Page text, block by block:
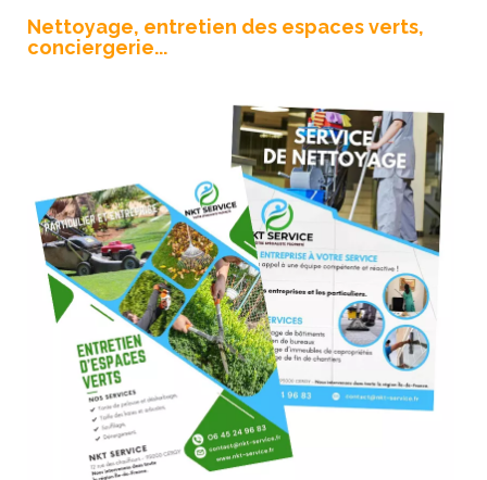
Nettoyage, entretien des espaces verts,
conciergerie...